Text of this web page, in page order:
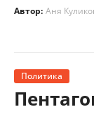
Автор: Аня
Политика